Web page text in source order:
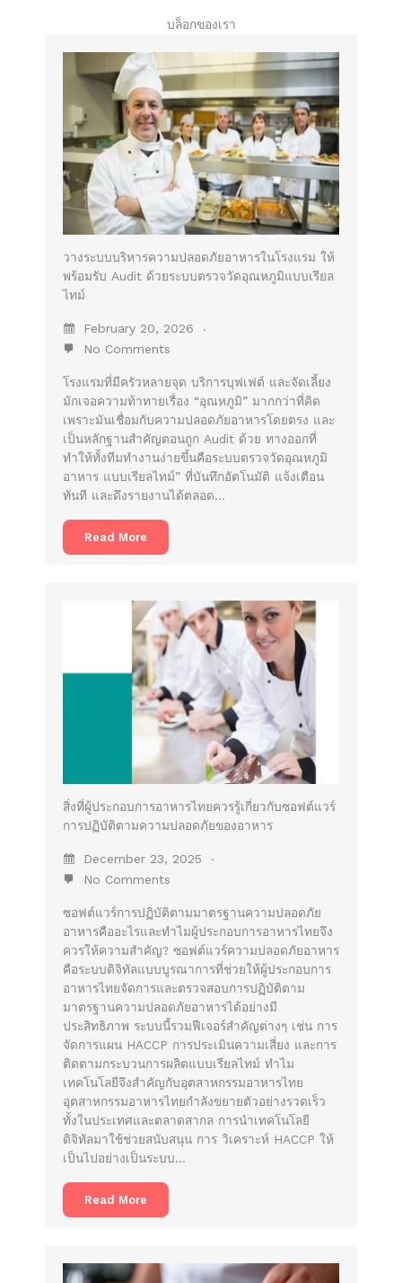
บล็อกของเรา
วางระบบบริหารความปลอดภัยอาหารในโรงแรม ให้
พร้อมรับ Audit ด้วยระบบตรวจวัดอุณหภูมิแบบเรียล
ไทม์
February 20, 2026
No Comments
โรงแรมที่มีครัวหลายจุด บริการบุฟเฟต์ และจัดเลี้ยง
มักเจอความท้าทายเรื่อง “อุณหภูมิ” มากกว่าที่คิด
เพราะมันเชื่อมกับความปลอดภัยอาหารโดยตรง และ
เป็นหลักฐานสำคัญตอนถูก Audit ด้วย ทางออกที่
ทำให้ทั้งทีมทำงานง่ายขึ้นคือระบบตรวจวัดอุณหภูมิ
อาหาร แบบเรียลไทม์” ที่บันทึกอัตโนมัติ แจ้งเตือน
ทันที และดึงรายงานได้ตลอด…
Read More
สิ่งที่ผู้ประกอบการอาหารไทยควรรู้เกี่ยวกับซอฟต์แวร์
การปฏิบัติตามความปลอดภัยของอาหาร
December 23, 2025
No Comments
ซอฟต์แวร์การปฏิบัติตามมาตรฐานความปลอดภัย
อาหารคืออะไรและทำไมผู้ประกอบการอาหารไทยจึง
ควรให้ความสำคัญ? ซอฟต์แวร์ความปลอดภัยอาหาร
คือระบบดิจิทัลแบบบูรณาการที่ช่วยให้ผู้ประกอบการ
อาหารไทยจัดการและตรวจสอบการปฏิบัติตาม
มาตรฐานความปลอดภัยอาหารได้อย่างมี
ประสิทธิภาพ ระบบนี้รวมฟีเจอร์สำคัญต่างๆ เช่น การ
จัดการแผน HACCP การประเมินความเสี่ยง และการ
ติดตามกระบวนการผลิตแบบเรียลไทม์ ทำไม
เทคโนโลยีจึงสำคัญกับอุตสาหกรรมอาหารไทย
อุตสาหกรรมอาหารไทยกำลังขยายตัวอย่างรวดเร็ว
ทั้งในประเทศและตลาดสากล การนำเทคโนโลยี
ดิจิทัลมาใช้ช่วยสนับสนุน การ วิเคราะห์ HACCP ให้
เป็นไปอย่างเป็นระบบ…
Read More